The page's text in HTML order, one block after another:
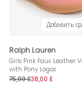
Добавить
Ralph Lauren
Girls Pink Faux Leather
with Pony Logos
75,00 £38,00 £